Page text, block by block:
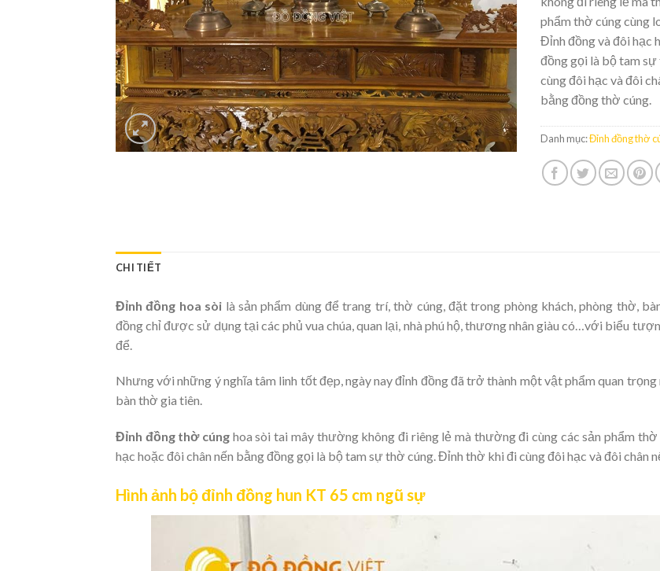
phẩm thờ cúng cùng
Đỉnh đồng và đôi hạc
đồng gọi là bộ tam
cùng đôi hạc và đôi
bằng đồng thờ cúng.
Danh mục:Đỉnh đồng thờ
CHI TIẾT
Đỉnh đồng hoa sòi là sản phẩm dùng để trang trí, thờ cúng, đặt trong phòng khách, phòng thờ,
đồng chỉ được sử dụng tại các phủ vua chúa, quan lại, nhà phú hộ, thương nhân giàu có…với biểu
để.
Nhưng với những ý nghĩa tâm linh tốt đẹp, ngày nay đỉnh đồng đã trở thành một vật phẩm quan
bàn thờ gia tiên.
Đỉnh đồng thờ cúng hoa sòi tai mây thường không đi riêng lẻ mà thường đi cùng các sản phẩm
hạc hoặc đôi chân nến bằng đồng gọi là bộ tam sự thờ cúng. Đỉnh thờ khi đi cùng đôi hạc và đôi chân
Hình ảnh bộ đỉnh đồng hun KT 65 cm ngũ sự